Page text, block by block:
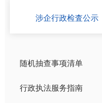
涉企行政检査公示
随机抽查事项清单
行政执法服务指南